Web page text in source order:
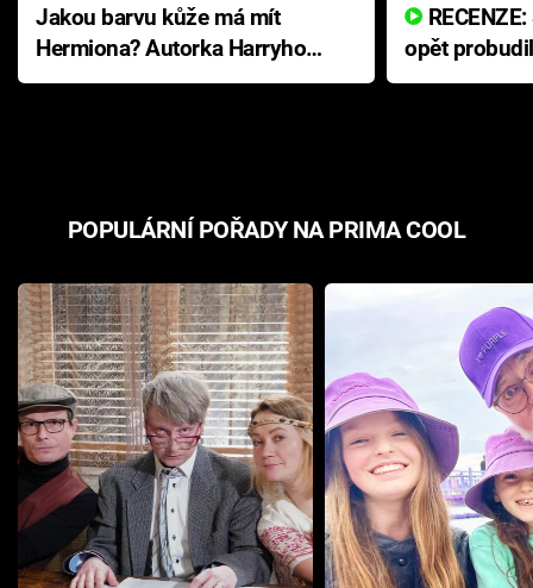
Jakou barvu kůže má mít
Hermiona? Autorka Harryho
Pottera přišla s ráznou
opět
přichází s
POPULÁRNÍ POŘADY NA PRIMA COOL